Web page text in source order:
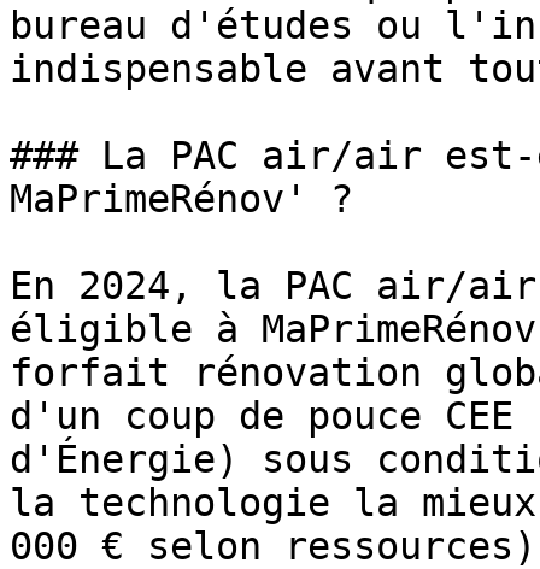
bureau d'études ou
indispensable avant
### La PAC air/air
MaPrimeRénov' ?
En 2024, la PAC air/
éligible à
forfait rénovation
d'un coup de pouce
d'Énergie) sous
la technologie la
000 € selon